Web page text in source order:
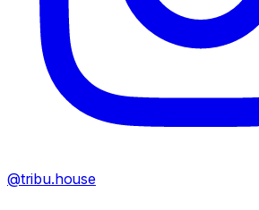
@tribu.house